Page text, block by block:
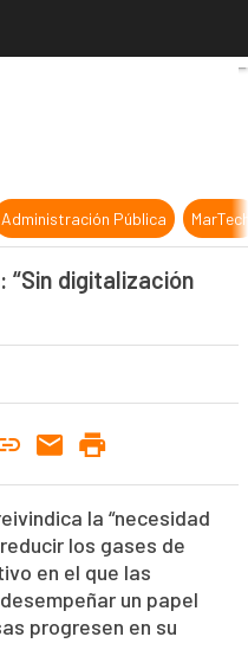
en Davos: “Sin
Administración Pública
“Sin digitalización
la “necesidad
los gases de
en el que las
un papel
progresen en su